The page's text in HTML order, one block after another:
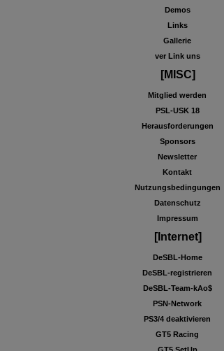
Demos
Links
Gallerie
ver Link uns
[MISC]
Mitglied werden
PSL-USK 18
Herausforderungen
Sponsors
Newsletter
Kontakt
Nutzungsbedingungen
Datenschutz
Impressum
[Internet]
DeSBL-Home
DeSBL-registrieren
DeSBL-Team-kAo$
PSN-Network
PS3/4 deaktivieren
GT5 Racing